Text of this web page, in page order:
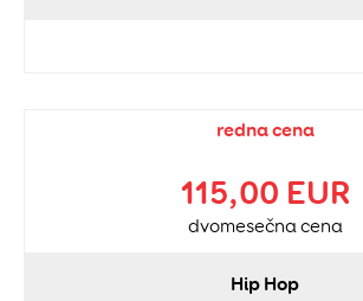
redna cena
115,00 EUR
dvomesečna cena
Hip Hop